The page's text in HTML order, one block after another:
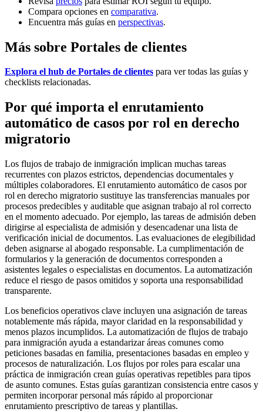
Compara opciones en comparativa.
Encuentra más guías en perspectivas.
Más sobre Portales de clientes
Explora el hub de Portales de clientes para ver todas las guías y
checklists relacionadas.
Por qué importa el enrutamiento
automático de casos por rol en derecho
migratorio
Los flujos de trabajo de inmigración implican muchas tareas
recurrentes con plazos estrictos, dependencias documentales y
múltiples colaboradores. El enrutamiento automático de casos por
rol en derecho migratorio sustituye las transferencias manuales por
procesos predecibles y auditable que asignan trabajo al rol correcto
en el momento adecuado. Por ejemplo, las tareas de admisión deben
dirigirse al especialista de admisión y desencadenar una lista de
verificación inicial de documentos. Las evaluaciones de elegibilidad
deben asignarse al abogado responsable. La cumplimentación de
formularios y la generación de documentos corresponden a
asistentes legales o especialistas en documentos. La automatización
reduce el riesgo de pasos omitidos y soporta una responsabilidad
transparente.
Los beneficios operativos clave incluyen una asignación de tareas
notablemente más rápida, mayor claridad en la responsabilidad y
menos plazos incumplidos. La automatización de flujos de trabajo
para inmigración ayuda a estandarizar áreas comunes como
peticiones basadas en familia, presentaciones basadas en empleo y
procesos de naturalización. Los flujos por roles para escalar una
práctica de inmigración crean guías operativas repetibles para tipos
de asunto comunes. Estas guías garantizan consistencia entre casos y
permiten incorporar personal más rápido al proporcionar
enrutamiento prescriptivo de tareas y plantillas.